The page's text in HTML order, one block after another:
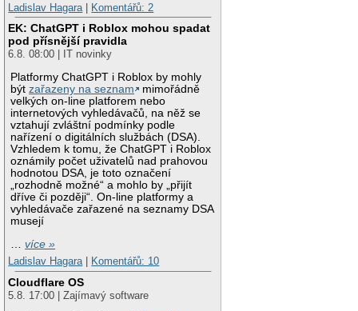
Ladislav Hagara
Komentářů: 2
EK: ChatGPT i Roblox mohou spadat
pod přísnější pravidla
6.8. 08:00 | IT novinky
Platformy ChatGPT i Roblox by mohly
býtzařazeny na seznam
mimořádně
velkých on-line platforem nebo
internetových vyhledávačů, na něž se
vztahují zvláštní podmínky podle
nařízení o digitálních službách (DSA).
Vzhledem k tomu, že ChatGPT i Roblox
oznámily počet uživatelů nad prahovou
hodnotou DSA, je toto označení
„rozhodně možné“ a mohlo by „přijít
dříve či později“. On-line platformy a
vyhledávače zařazené na seznamy DSA
musejí
…více »
Ladislav Hagara| Komentářů: 10
Cloudflare OS
5.8. 17:00 | Zajímavý software